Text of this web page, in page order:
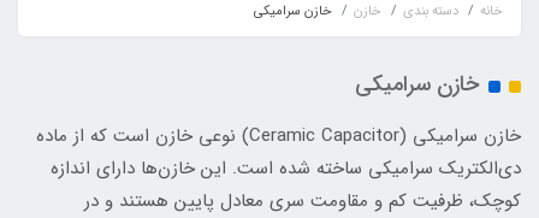
خانه دسته بندی خازن خازن سرامیکی
خازن سرامیکی
خازن سرامیکی (Ceramic Capacitor) نوعی خازن است که از ماده
دی‌الکتریک سرامیکی ساخته شده است. این خازن‌ها دارای اندازه
کوچک، ظرفیت کم و مقاومت سری معادل پایین هستند و در